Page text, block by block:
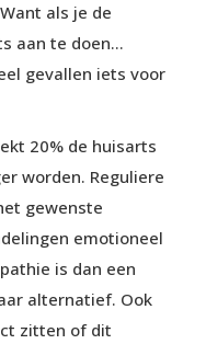
als je de
aan te doen…
gevallen iets voor
20% de huisarts
worden. Reguliere
gewenste
emotioneel
is dan een
alternatief. Ook
zitten of dit